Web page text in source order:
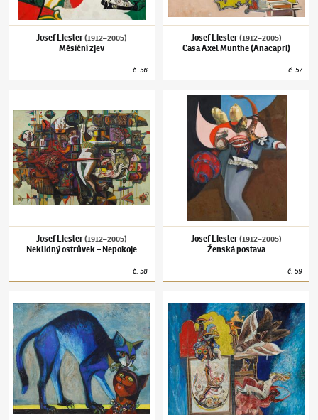
Josef Liesler(1912–2005)
Měsíční zjev
č.56
Josef Liesler(1912–2005)
Casa Axel Munthe (Anacapri)
č.57
Neklidný ostrůvek – Nepokoje
Josef Liesler(1912–2005)
Neklidný ostrůvek – Nepokoje
č.58
Josef Liesler(1912–2005)Ženská postava
Josef Liesler(1912–2005)
Ženská postava
č.59